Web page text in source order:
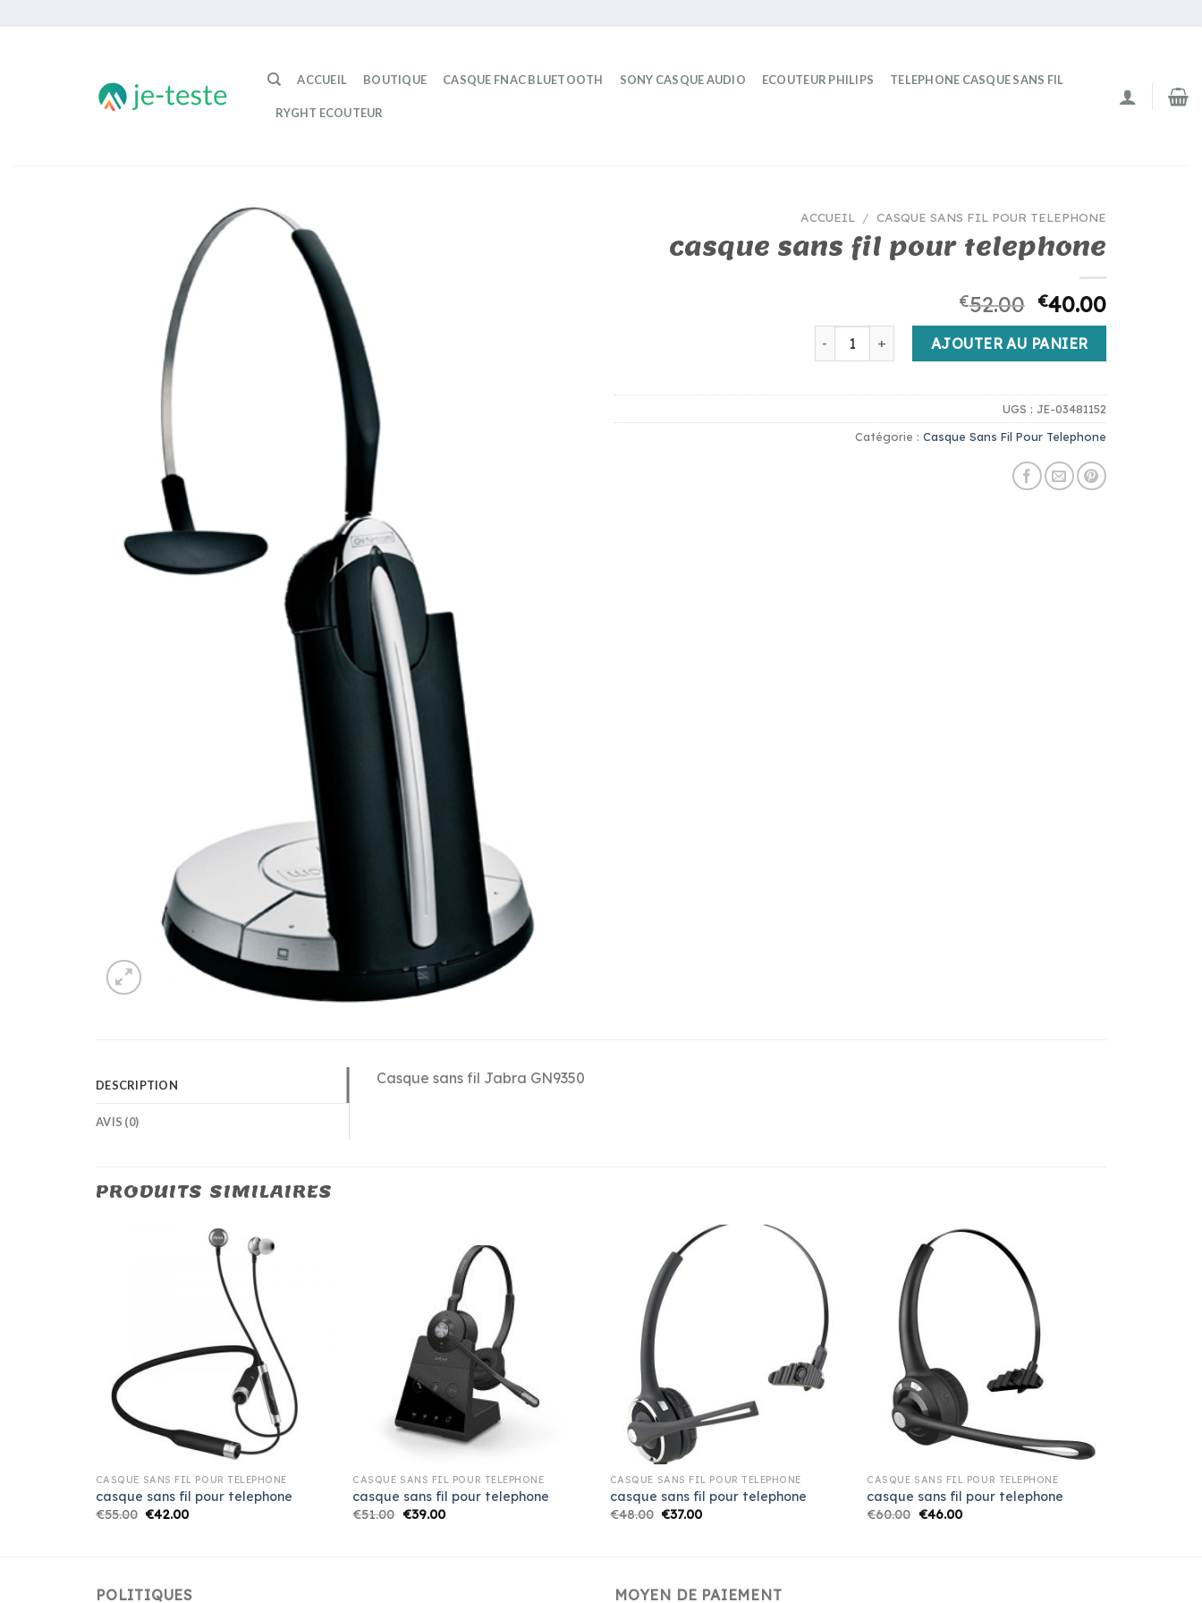
ACCUEIL BOUTIQUE CASQUE FNAC BLUETOOTH SONY CASQUE AUDIO ECOUTEUR PHILIPS TELEPHONE CASQUE SANS FIL
RYGHT ECOUTEUR
ACCUEIL / CASQUE SANS FIL POUR TELEPHONE
casque sans fil pour telephone
€52.00 €40.00
quantité de casque sans fil pour telephone
AJOUTER AU PANIER
UGS : JE-03481152
Catégorie : Casque Sans Fil Pour Telephone
DESCRIPTION
AVIS (0)
Casque sans fil Jabra GN9350
PRODUITS SIMILAIRES
CASQUE SANS FIL POUR TELEPHONE
casque sans fil pour telephone
€55.00 €42.00
CASQUE SANS FIL POUR TELEPHONE
casque sans fil pour telephone
€51.00 €39.00
CASQUE SANS FIL POUR TELEPHONE
casque sans fil pour telephone
€48.00 €37.00
CASQUE SANS FIL POUR TELEPHONE
casque sans fil pour telephone
€60.00 €46.00
POLITIQUES MOYEN DE PAIEMENT